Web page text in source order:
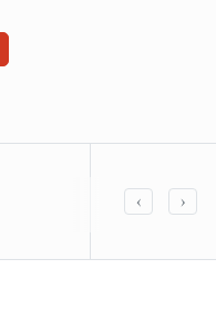
De dyreste
‹ ›